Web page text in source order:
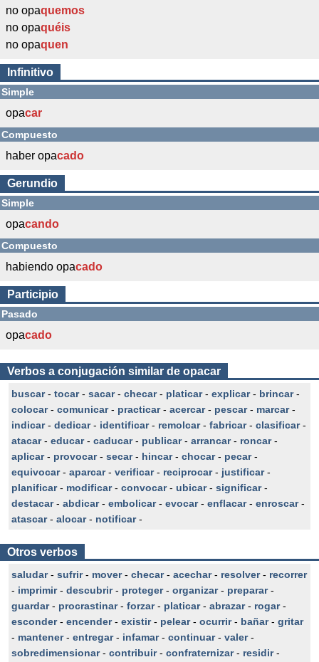
no opaquemos
no opaquéis
no opaquen
Infinitivo
Simple
opacar
Compuesto
haber opacado
Gerundio
Simple
opacando
Compuesto
habiendo opacado
Participio
Pasado
opacado
Verbos a conjugación similar de opacar
buscar- tocar- sacar- checar- platicar- explicar- brincar-
colocar- comunicar- practicar- acercar- pescar- marcar-
indicar- dedicar- identificar- remolcar- fabricar- clasificar-
atacar- educar- caducar- publicar- arrancar- roncar-
aplicar- provocar- secar- hincar- chocar- pecar-
equivocar- aparcar- verificar- reciprocar- justificar-
planificar- modificar- convocar- ubicar- significar-
destacar- abdicar- embolicar- evocar- enflacar- enroscar-
atascar- alocar- notificar-
Otros verbos
saludar- sufrir- mover- checar- acechar- resolver- recorrer
- imprimir- descubrir- proteger- organizar- preparar-
guardar- procrastinar- forzar- platicar- abrazar- rogar-
esconder- encender- existir- pelear- ocurrir- bañar- gritar
- mantener- entregar- infamar- continuar- valer-
sobredimensionar- contribuir- confraternizar- residir-